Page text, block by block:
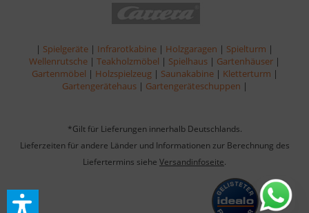
| Spielgeräte | Infrarotkabine | Holzgaragen | Spielturm |
Wellenrutsche | Teakholzmöbel | Spielhaus | Gartenhäuser |
Gartenmöbel | Holzspielzeug | Saunakabine | Kletterturm |
Gartengerätehaus | Gartengeräteschuppen |
*Gilt für Lieferungen innerhalb Deutschlands.
Lieferzeiten für andere Länder und Informationen zur Berechnung des
Liefertermins siehe Versandinfoseite.